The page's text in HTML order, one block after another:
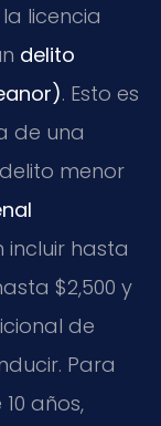
licencia
delito
. Esto es
de una
menor
incluir hasta
$2,500 y
de
Para
años,